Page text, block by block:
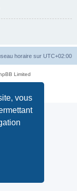
vous
horaire sur UTC+02:00
Limited